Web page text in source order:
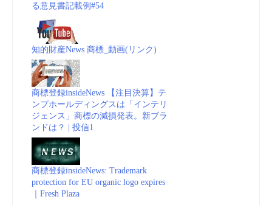
る意見書記載例#54
知的財産News 商標_動画(リンク)
商標登録insideNews 【注目決算】テ
ンプホールディングスは「インテリ
ジェンス」商標の減損発表。新ブラ
ンドは？ | 投信1
商標登録insideNews: Trademark
protection for EU organic logo expires
｜Fresh Plaza